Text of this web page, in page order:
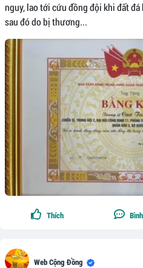
nguy, lao tới cứu đồng đội khi đất
sau đó do bị thương...
Thích
Web Cộng Đồng